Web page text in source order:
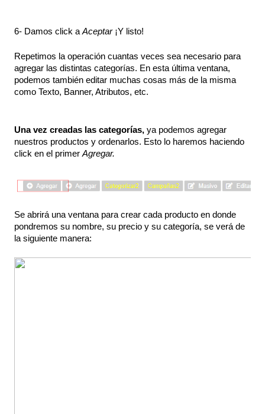
6- Damos click a Aceptar ¡Y listo!
Repetimos la operación cuantas veces sea necesario para
agregar las distintas categorías. En esta última ventana,
podemos también editar muchas cosas más de la misma
como Texto, Banner, Atributos, etc.
Una vez creadas las categorías, ya podemos agregar
nuestros productos y ordenarlos. Esto lo haremos haciendo
click en el primer Agregar.
Se abrirá una ventana para crear cada producto en donde
pondremos su nombre, su precio y su categoría, se verá de
la siguiente manera: